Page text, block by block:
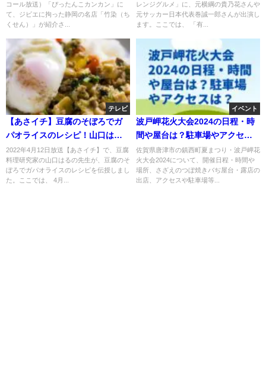
コール放送）「ぴったんこカンカン」に
て、ジビエに拘った静岡の名店「竹染（ち
くせん）」が紹介さ...
レンジグルメ」に、元横綱の貴乃花さんや
元サッカー日本代表巻誠一郎さんが出演し
ます。ここでは、 「有...
テレビ
【あさイチ】豆腐のそぼろでガ
パオライスのレシピ！山口はる
の先生が伝授！4月12日
2022年4月12日放送【あさイチ】で、豆腐
料理研究家の山口はるの先生が、豆腐のそ
ぼろでガパオライスのレシピを伝授しまし
た。ここでは、 4月...
イベント
波戸岬花火大会2024の日程・時
間や屋台は？駐車場やアクセス
は？
佐賀県唐津市の鎮西町夏まつり・波戸岬花
火大会2024について、開催日程・時間や
場所、さざえのつぼ焼きバぢ屋台・露店の
出店、アクセスや駐車場等...